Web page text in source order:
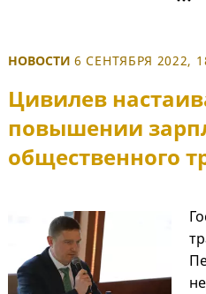
НОВОСТИ 6 СЕНТЯБРЯ 2022,
Цивилев
повышении
общественного